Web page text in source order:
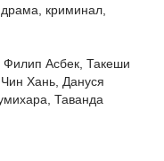
криминал,
Филип Асбек, Такеши
Хань, Дануся
Таванда